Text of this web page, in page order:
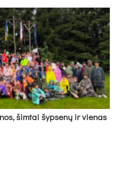
šim­tai šyp­se­nų ir vie­nas